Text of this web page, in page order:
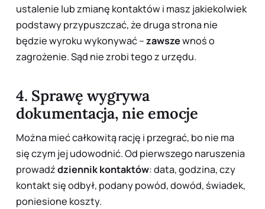
ustalenie lub zmianę kontaktów i masz jakiekolwiek
podstawy przypuszczać, że druga strona nie
będzie wyroku wykonywać –zawszewnoś o
zagrożenie. Sąd nie zrobi tego z urzędu.
4. Sprawę wygrywa
dokumentacja, nie emocje
Można mieć całkowitą rację i przegrać, bo nie ma
się czym jej udowodnić. Od pierwszego naruszenia
prowadździennik kontaktów: data, godzina, czy
kontakt się odbył, podany powód, dowód, świadek,
poniesione koszty.